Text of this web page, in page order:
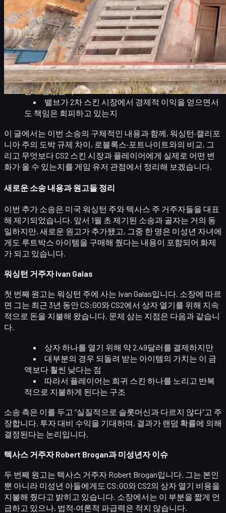
임은 우리가 잘 아는Counter-Strike: Global Offensive(CS:GO)와
Counter-Strike 2(CS2)입니다.
이번 소송의 핵심은 간단합니다.
키를 구매해 상자를 여는 행위가실질적인 도박에
해당하는지
특히미성년자까지 포함된 유저에게 도박적 메커닉
을 노출했는지
밸브가2차 스킨 시장에서 경제적 이익을 얻으면서
도 책임은 회피하고 있는지
이 글에서는 이번 소송의 구체적인 내용과 함께, 워싱턴·캘리포
니아 주의 도박 규제 차이, 로블록스·포트나이트와의 비교, 그
리고 무엇보다CS2 스킨 시장과 플레이어에게 실제로 어떤 변
화가 올 수 있는지를 게임 유저 관점에서 정리해 보겠습니다.
새로운 소송 내용과 원고들 정리
이번 추가 소송은 미국 워싱턴 주와 텍사스 주 거주자들을 대표
해 제기되었습니다. 앞서 1월 초 제기된 소송과 골자는 거의 동
일하지만, 새로운 원고가 추가됐고, 그중 한 명은 미성년 자녀에
게도 루트박스 아이템을 구매해 줬다는 내용이 포함되어 화제
가 되고 있습니다.
워싱턴 거주자 Ivan Galas
첫 번째 원고는 워싱턴 주에 사는 Ivan Galas입니다. 소장에 따르
면 그는 최근 3년 동안 CS:GO와 CS2에서 상자 열기를 위해 지속
적으로 돈을 지불해 왔습니다. 문제 삼는 지점은 다음과 같습니
다.
상자 하나를 열기 위해 약 2.49달러를 결제하지만
대부분의 경우 되돌려 받는 아이템의 가치는 이 금
액보다 훨씬 낮다는 점
따라서 플레이어는 희귀 스킨 하나를 노리고 반복
적으로 지불하게 된다는 구조
소송 측은 이를 두고 “실질적으로 슬롯머신과 다르지 않다”고 주
장합니다. 투자 대비 수익을 기대하며, 결과가 랜덤 확률에 의해
결정된다는 논리입니다.
텍사스 거주자 Robert Brogan과 미성년자 이슈
두 번째 원고는 텍사스 거주자 Robert Brogan입니다. 그는 본인
뿐 아니라 미성년 아들에게도 CS:GO와 CS2의 상자 열기 비용을
지불해 줬다고 밝히고 있습니다. 소장에서는 이 부분을 짧게 언
급하고 있으나, 법적·여론적 파급력은 적지 않습니다.